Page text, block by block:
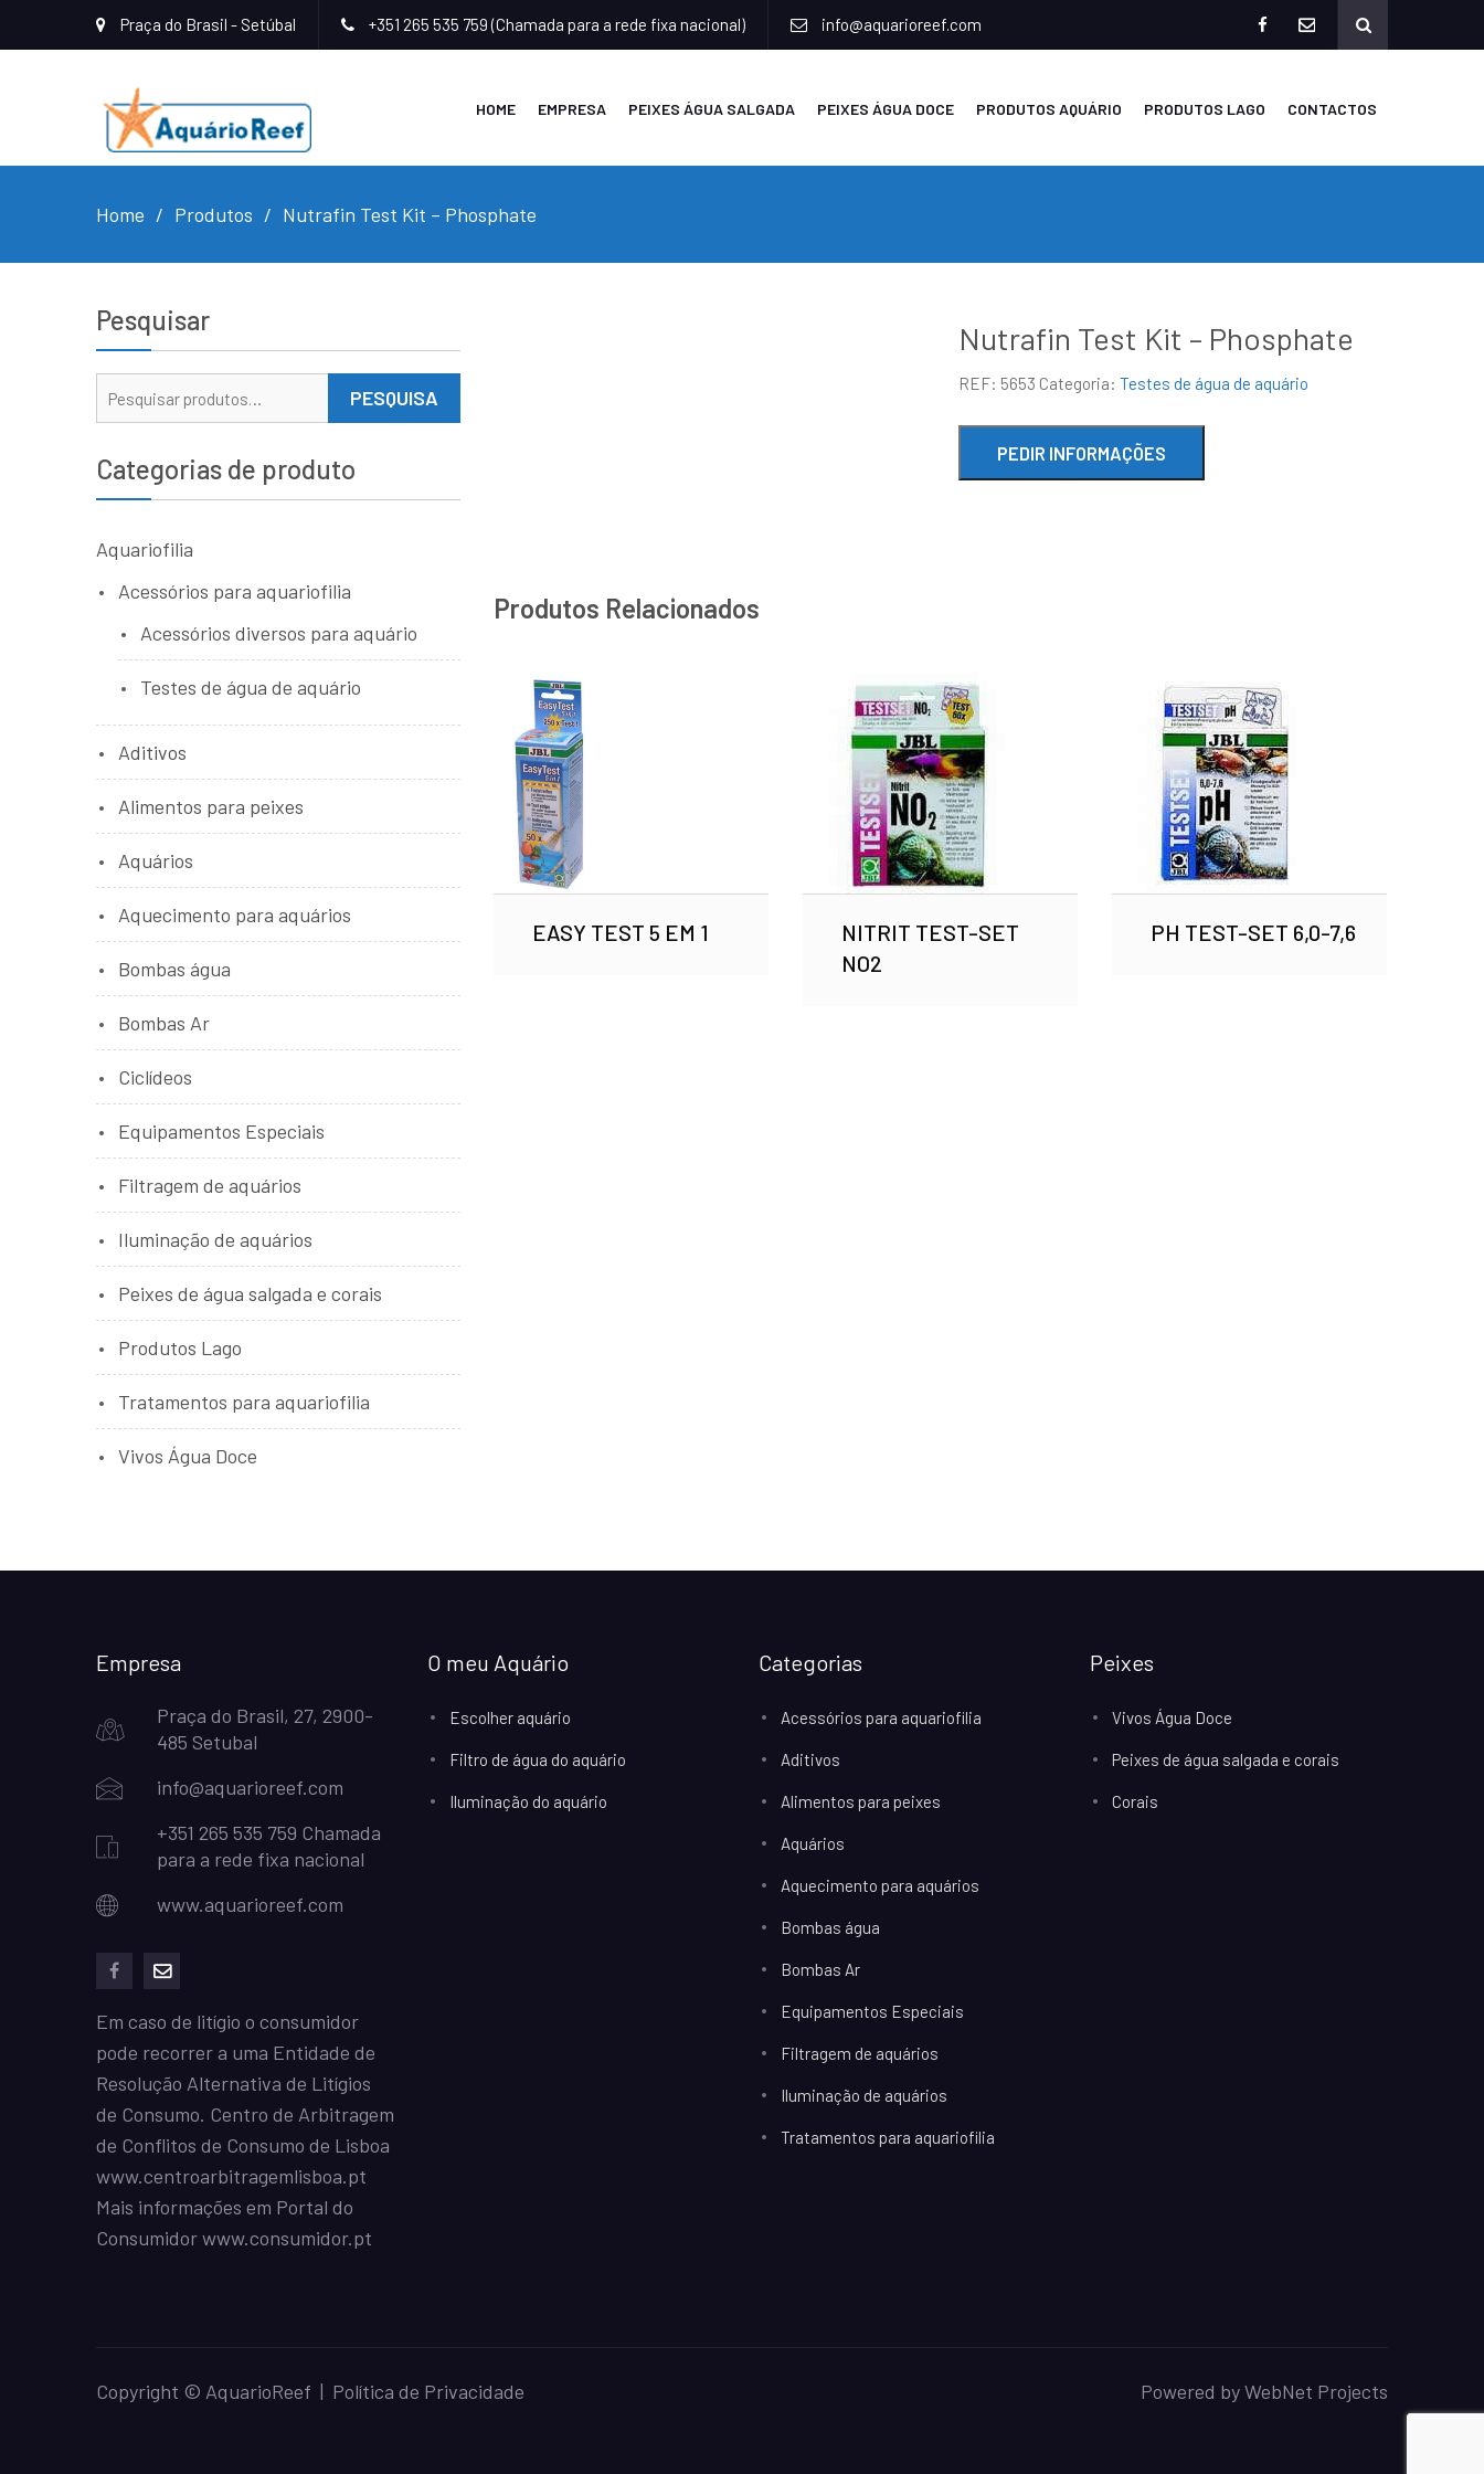
Praça do Brasil - Setúbal +351 265 535 759 (Chamada para a rede fixa nacional) info@aquarioreef.com
HOME EMPRESA PEIXES ÁGUA SALGADA PEIXES ÁGUA DOCE PRODUTOS AQUÁRIO PRODUTOS LAGO CONTACTOS
Home Produtos Nutrafin Test Kit – Phosphate
Nutrafin Test Kit – Phosphate
REF: 5653 Categoria:Testes de água de aquário
Produtos Relacionados
EASY TEST 5 EM 1
NITRIT TEST-SET
NO2
PH TEST-SET 6,0-7,6
Pesquisar
PESQUISA
Categorias de produto
Aquariofilia
Acessórios para aquariofilia
Acessórios diversos para aquário
Testes de água de aquário
Aditivos
Alimentos para peixes
Aquários
Aquecimento para aquários
Bombas água
Bombas Ar
Ciclídeos
Equipamentos Especiais
Filtragem de aquários
Iluminação de aquários
Peixes de água salgada e corais
Produtos Lago
Tratamentos para aquariofilia
Vivos Água Doce
Empresa
Praça do Brasil, 27, 2900-
485 Setubal
info@aquarioreef.com
+351 265 535 759 Chamada
para a rede fixa nacional
www.aquarioreef.com
Em caso de litígio o consumidor
pode recorrer a uma Entidade de
Resolução Alternativa de Litígios
de Consumo. Centro de Arbitragem
de Conflitos de Consumo de Lisboa
www.centroarbitragemlisboa.pt
Mais informações em Portal do
Consumidorwww.consumidor.pt
O meu Aquário
Escolher aquário
Filtro de água do aquário
Iluminação do aquário
Categorias
Acessórios para aquariofilia
Aditivos
Alimentos para peixes
Aquários
Aquecimento para aquários
Bombas água
Bombas Ar
Equipamentos Especiais
Filtragem de aquários
Iluminação de aquários
Tratamentos para aquariofilia
Peixes
Vivos Água Doce
Peixes de água salgada e corais
Corais
Copyright © AquarioReef | Política de Privacidade Powered byWebNet Projects